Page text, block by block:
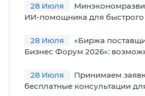
28 Июля
ИИ-помощника для быстрого
28 Июля
«Биржа
Бизнес Форум 2026»:
28 Июля
Принимаем
бесплатные консультации